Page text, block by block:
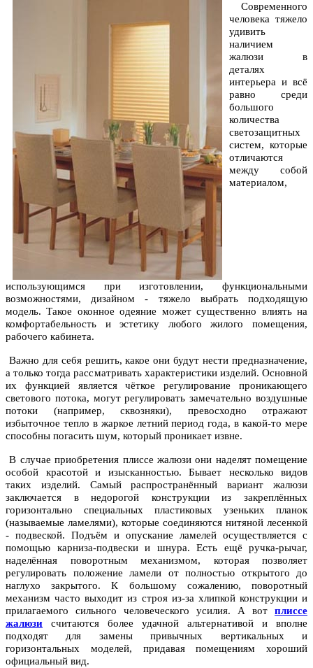
Современного
человека тяжело
удивить
наличием
жалюзи в
деталях
интерьера и всё
равно среди
большого
количества
светозащитных
систем, которые
отличаются
между собой
материалом,
использующимся при изготовлении, функциональными
возможностями, дизайном - тяжело выбрать подходящую
модель. Такое оконное одеяние может существенно влиять на
комфортабельность и эстетику любого жилого помещения,
рабочего кабинета.
Важно для себя решить, какое они будут нести предназначение,
а только тогда рассматривать характеристики изделий. Основной
их функцией является чёткое регулирование проникающего
светового потока, могут регулировать замечательно воздушные
потоки (например, сквозняки), превосходно отражают
избыточное тепло в жаркое летний период года, в какой-то мере
способны погасить шум, который проникает извне.
В случае приобретения плиссе жалюзи они наделят помещение
особой красотой и изысканностью. Бывает несколько видов
таких изделий. Самый распространённый вариант жалюзи
заключается в недорогой конструкции из закреплённых
горизонтально специальных пластиковых узеньких планок
(называемые ламелями), которые соединяются нитяной лесенкой
- подвеской. Подъём и опускание ламелей осуществляется с
помощью карниза-подвески и шнура. Есть ещё ручка-рычаг,
наделённая поворотным механизмом, которая позволяет
регулировать положение ламели от полностью открытого до
наглухо закрытого. К большому сожалению, поворотный
механизм часто выходит из строя из-за хлипкой конструкции и
прилагаемого сильного человеческого усилия. А вот плиссе
жалюзи считаются более удачной альтернативой и вполне
подходят для замены привычных вертикальных и
горизонтальных моделей, придавая помещениям хороший
официальный вид.